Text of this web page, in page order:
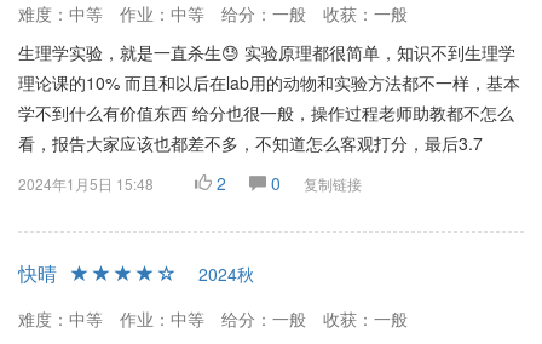
难度：中等
作业：中等 给分：一般
收获：一般
生理学实验，就是一直杀生😓 实验原理都很简单，知识不到生理学
理论课的10% 而且和以后在lab用的动物和实验方法都不一样，基本
学不到什么有价值东西 给分也很一般，操作过程老师助教都不怎么
看，报告大家应该也都差不多，不知道怎么客观打分，最后3.7
2024年1月5日 15:48 2 0 复制链接
快晴
2024秋
难度：中等
作业：中等 给分：一般
收获：一般